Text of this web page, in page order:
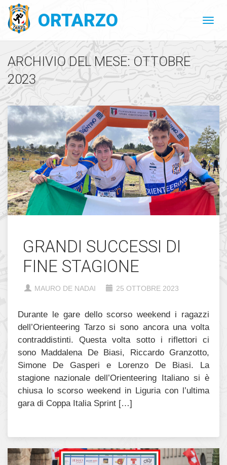
ORTARZO
ARCHIVIO DEL MESE: OTTOBRE
2023
GRANDI SUCCESSI DI
FINE STAGIONE
MAURO DE NADAI 25 OTTOBRE 2023
Durante le gare dello scorso weekend i ragazzi
dell’Orienteering Tarzo si sono ancora una volta
contraddistinti. Questa volta sotto i riflettori ci
sono Maddalena De Biasi, Riccardo Granzotto,
Simone De Gasperi e Lorenzo De Biasi. La
stagione nazionale dell’Orienteering Italiano si è
chiusa lo scorso weekend in Liguria con l’ultima
gara di Coppa Italia Sprint […]